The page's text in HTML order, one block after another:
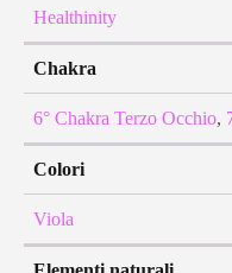
Healthinity
Chakra
6° Chakra Terzo Occhio,
Colori
Viola